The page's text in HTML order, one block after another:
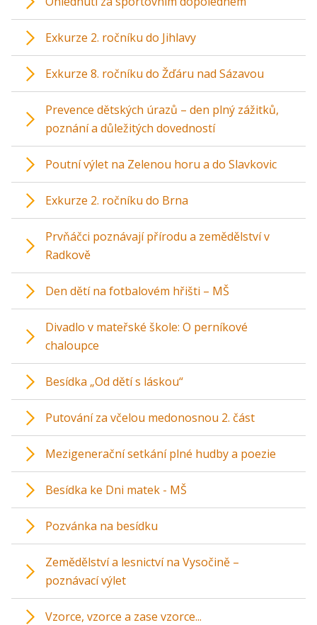
Exkurze 2. ročníku do Jihlavy
Exkurze 8. ročníku do Žďáru nad Sázavou
Prevence dětských úrazů – den plný zážitků,
poznání a důležitých dovedností
Poutní výlet na Zelenou horu a do Slavkovic
Exkurze 2. ročníku do Brna
Prvňáčci poznávají přírodu a zemědělství v
Radkově
Den dětí na fotbalovém hřišti – MŠ
Divadlo v mateřské škole: O perníkové
chaloupce
Besídka „Od dětí s láskou“
Putování za včelou medonosnou 2. část
Mezigenerační setkání plné hudby a poezie
Besídka ke Dni matek - MŠ
Pozvánka na besídku
Zemědělství a lesnictví na Vysočině –
poznávací výlet
Vzorce, vzorce a zase vzorce...